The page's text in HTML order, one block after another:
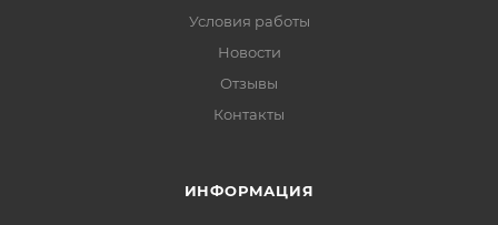
Условия работы
Новости
Отзывы
Контакты
ИНФОРМАЦИЯ